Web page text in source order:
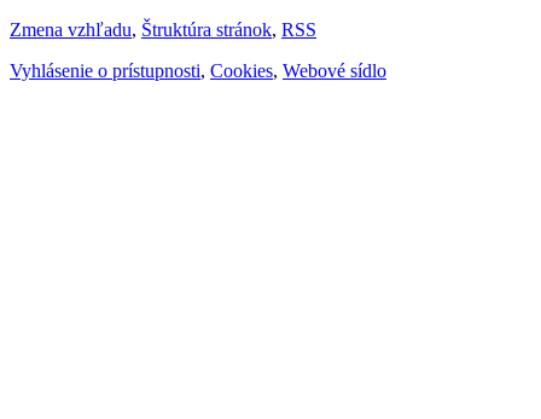
Zmena vzhľadu, Štruktúra stránok, RSS
Vyhlásenie o prístupnosti, Cookies, Webové sídlo